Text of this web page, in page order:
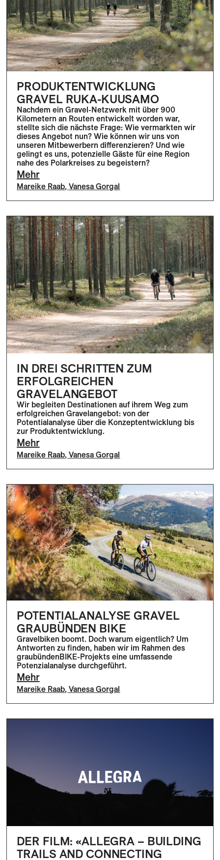
PRODUKTENTWICKLUNG
GRAVEL RUKA-KUUSAMO
Nachdem ein Gravel-Netzwerk mit über 900
Kilometern an Routen entwickelt worden war,
stellte sich die nächste Frage: Wie vermarkten wir
dieses Angebot nun? Wie können wir uns von
unseren Mitbewerbern differenzieren? Und wie
gelingt es uns, potenzielle Gäste für eine Region
nahe des Polarkreises zu begeistern?
Mehr
Mareike Raab,Vanesa Gorgal
IN DREI SCHRITTEN ZUM
ERFOLGREICHEN
GRAVELANGEBOT
Wir begleiten Destinationen auf ihrem Weg zum
erfolgreichen Gravelangebot: von der
Potentialanalyse über die Konzeptentwicklung bis
zur Produktentwicklung.
Mehr
Mareike Raab,Vanesa Gorgal
POTENTIALANALYSE GRAVEL
GRAUBÜNDEN BIKE
Gravelbiken boomt. Doch warum eigentlich? Um
Antworten zu finden, haben wir im Rahmen des
graubündenBIKE-Projekts eine umfassende
Potenzialanalyse durchgeführt.
Mehr
Mareike Raab,Vanesa Gorgal
DER FILM: «ALLEGRA – BUILDING
TRAILS AND CONNECTING